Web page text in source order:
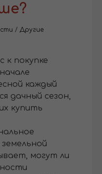
/ Другие
к покупке
каждый
дачный сезон,
купить
могут ли